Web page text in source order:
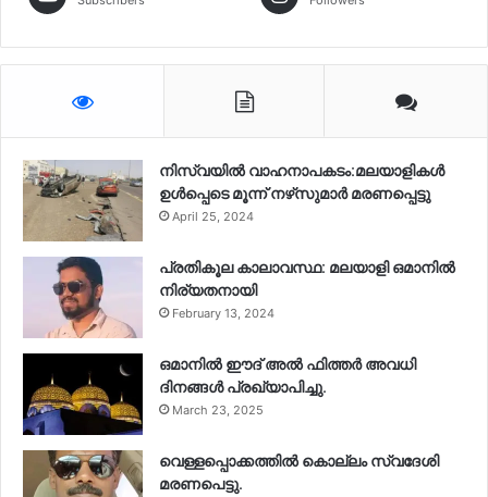
നിസ്‌വയിൽ വാഹനാപകടം:മലയാളികള്‍
ഉള്‍പ്പെടെ മൂന്ന് നഴ്‌സുമാര്‍ മരണപ്പെട്ടു
April 25, 2024
പ്രതികൂല കാലാവസ്ഥ: മലയാളി ഒമാനിൽ
നിര്യതനായി
February 13, 2024
ഒമാനിൽ ഈദ് അൽ ഫിത്തർ അവധി
ദിനങ്ങൾ പ്രഖ്യാപിച്ചു.
March 23, 2025
വെള്ളപ്പൊക്കത്തിൽ കൊല്ലം സ്വദേശി
മരണപെട്ടു.